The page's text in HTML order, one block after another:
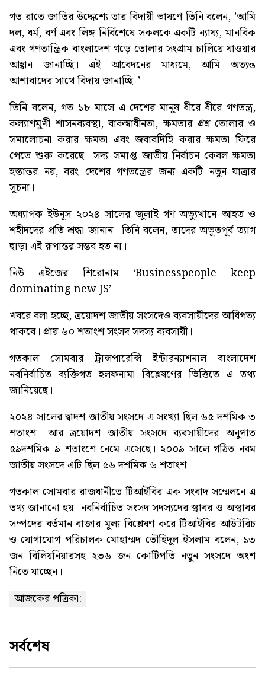
গত রাতে জাতির উদ্দেশ্যে তার বিদায়ী ভাষণে তিনি বলেন, ‌’আমি
দল, ধর্ম, বর্ণ এবং লিঙ্গ নির্বিশেষে সকলকে একটি ন্যায্য, মানবিক
এবং গণতান্ত্রিক বাংলাদেশ গড়ে তোলার সংগ্রাম চালিয়ে যাওয়ার
আহ্বান জানাচ্ছি। এই আবেদনের মাধ্যমে, আমি অত্যন্ত
আশাবাদের সাথে বিদায় জানাচ্ছি।’
তিনি বলেন, গত ১৮ মাসে এ দেশের মানুষ ধীরে ধীরে গণতন্ত্র,
কল্যাণমুখী শাসনব্যবস্থা, বাকস্বাধীনতা, ক্ষমতার প্রশ্ন তোলার ও
সমালোচনা করার ক্ষমতা এবং জবাবদিহি করার ক্ষমতা ফিরে
পেতে শুরু করেছে। সদ্য সমাপ্ত জাতীয় নির্বাচন কেবল ক্ষমতা
হস্তান্তর নয়, বরং দেশের গণতন্ত্রের জন্য একটি নতুন যাত্রার
সূচনা।
অধ্যাপক ইউনূস ২০২৪ সালের জুলাই গণ-অভ্যুত্থানে আহত ও
শহীদদের প্রতি শ্রদ্ধা জানান। তিনি বলেন, তাদের অভূতপূর্ব ত্যাগ
ছাড়া এই রূপান্তর সম্ভব হত না।
নিউ এইজের শিরোনাম‘Businesspeople keep
dominating new JS’
খবরে বলা হচ্ছে, ত্রয়োদশ জাতীয় সংসদেও ব্যবসায়ীদের আধিপত্য
থাকবে। প্রায় ৬০ শতাংশ সংসদ সদস্য ব্যবসায়ী।
গতকাল সোমবার ট্রান্সপারেন্সি ইন্টারন্যাশনাল বাংলাদেশ
নবনির্বাচিত ব্যক্তিগত হলফনামা বিশ্লেষণের ভিত্তিতে এ তথ্য
জানিয়েছে।
২০২৪ সালের দ্বাদশ জাতীয় সংসদে এ সংখ্যা ছিল ৬৫ দশমিক ৩
শতাংশ। আর ত্রয়োদশ জাতীয় সংসদে ব্যবসায়ীদের অনুপাত
৫৯দশমিক ৯ শতাংশে নেমে এসেছে। ২০০৯ সালে গঠিত নবম
জাতীয় সংসদে এটি ছিল ৫৬ দশমিক ৬ শতাংশ।
গতকাল সোমবার রাজধানীতে টিআইবির এক সংবাদ সম্মেলনে এ
তথ্য জানানো হয়। নবনির্বাচিত সংসদ সদস্যদের স্থাবর ও অস্থাবর
সম্পদের বর্তমান বাজার মূল্য বিশ্লেষণ করে টিআইবির আউটরিচ
ও যোগাযোগ পরিচালক মোহাম্মদ তৌহিদুল ইসলাম বলেন, ১৩
জন বিলিয়নিয়ারসহ ২৩৬ জন কোটিপতি নতুন সংসদে অংশ
নিতে যাচ্ছেন।
আজকের পত্রিকা:
সর্বশেষ